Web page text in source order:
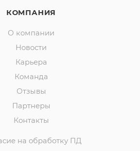
КОМПАНИЯ
О компании
Новости
Карьера
Команда
Отзывы
Партнеры
Контакты
на обработку ПД